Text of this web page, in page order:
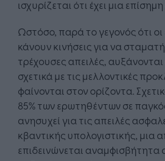
ισχυρίζεται ότι έχει μια
Ωστόσο, παρά το γεγονός ότι οι
κάνουν κινήσεις για να
τρέχουσες απειλές, αυξάνονται
σχετικά με τις μελλοντικές
φαίνονται στον ορίζοντα.
85% των ερωτηθέντων σε
ανησυχεί για τις απειλές
κβαντικής υπολογιστικής, μια
επιδεινώνεται αναμφισβήτητα